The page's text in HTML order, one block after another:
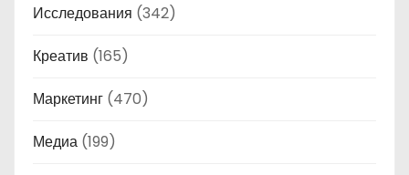
Исследования (342)
Креатив (165)
Маркетинг (470)
Медиа (199)